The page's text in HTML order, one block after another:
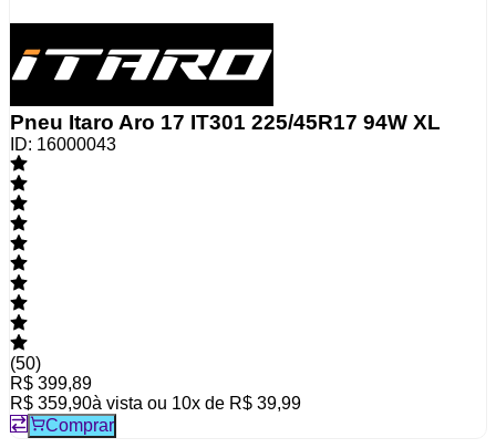
Pneu Itaro Aro 17 IT301 225/45R17 94W XL
ID: 16000043
(50)
R$ 399,89
R$ 359,90à vista ou 10x de R$ 39,99
Comprar